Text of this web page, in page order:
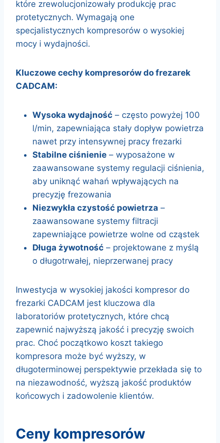
które zrewolucjonizowały produkcję prac
protetycznych. Wymagają one
specjalistycznych kompresorów o wysokiej
mocy i wydajności.
Kluczowe cechy kompresorów do frezarek
CADCAM:
Wysoka wydajność – często powyżej 100
l/min, zapewniająca stały dopływ powietrza
nawet przy intensywnej pracy frezarki
Stabilne ciśnienie – wyposażone w
zaawansowane systemy regulacji ciśnienia,
aby uniknąć wahań wpływających na
precyzję frezowania
Niezwykła czystość powietrza –
zaawansowane systemy filtracji
zapewniające powietrze wolne od cząstek
Długa żywotność – projektowane z myślą
o długotrwałej, nieprzerwanej pracy
Inwestycja w wysokiej jakości kompresor do
frezarki CADCAM jest kluczowa dla
laboratoriów protetycznych, które chcą
zapewnić najwyższą jakość i precyzję swoich
prac. Choć początkowo koszt takiego
kompresora może być wyższy, w
długoterminowej perspektywie przekłada się to
na niezawodność, wyższą jakość produktów
końcowych i zadowolenie klientów.
ceny kompresorów